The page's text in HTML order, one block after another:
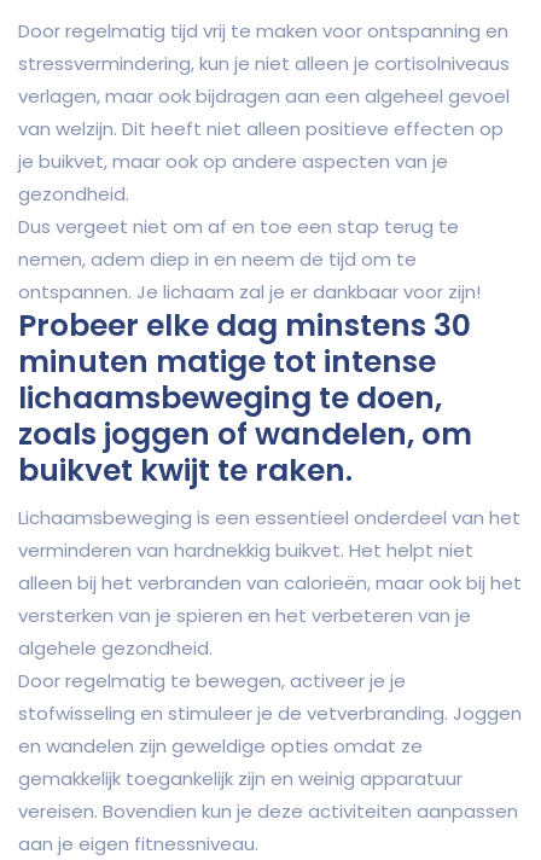
Door regelmatig tijd vrij te maken voor ontspanning en
stressvermindering, kun je niet alleen je cortisolniveaus
verlagen, maar ook bijdragen aan een algeheel gevoel
van welzijn. Dit heeft niet alleen positieve effecten op
je buikvet, maar ook op andere aspecten van je
gezondheid.
Dus vergeet niet om af en toe een stap terug te
nemen, adem diep in en neem de tijd om te
ontspannen. Je lichaam zal je er dankbaar voor zijn!
Probeer elke dag minstens 30
minuten matige tot intense
lichaamsbeweging te doen,
zoals joggen of wandelen, om
buikvet kwijt te raken.
Lichaamsbeweging is een essentieel onderdeel van het
verminderen van hardnekkig buikvet. Het helpt niet
alleen bij het verbranden van calorieën, maar ook bij het
versterken van je spieren en het verbeteren van je
algehele gezondheid.
Door regelmatig te bewegen, activeer je je
stofwisseling en stimuleer je de vetverbranding. Joggen
en wandelen zijn geweldige opties omdat ze
gemakkelijk toegankelijk zijn en weinig apparatuur
vereisen. Bovendien kun je deze activiteiten aanpassen
aan je eigen fitnessniveau.